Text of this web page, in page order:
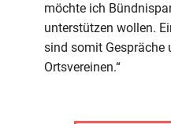
möchte ich
unterstützen wollen.
sind somit Gespräche
Ortsvereinen.“